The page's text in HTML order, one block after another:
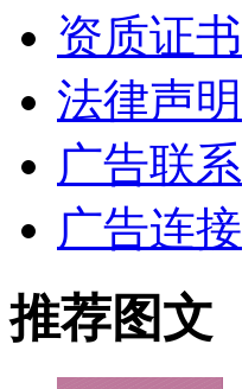
资质证书
法律声明
广告联系
广告连接
推荐图文